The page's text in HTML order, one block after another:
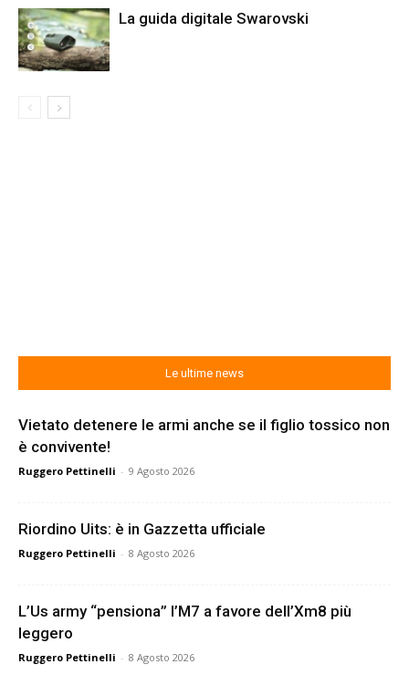
La guida digitale Swarovski
Le ultime news
Vietato detenere le armi anche se il figlio tossico non
è convivente!
Ruggero Pettinelli - 9 Agosto 2026
Riordino Uits: è in Gazzetta ufficiale
Ruggero Pettinelli - 8 Agosto 2026
L’Us army “pensiona” l’M7 a favore dell’Xm8 più
leggero
Ruggero Pettinelli - 8 Agosto 2026